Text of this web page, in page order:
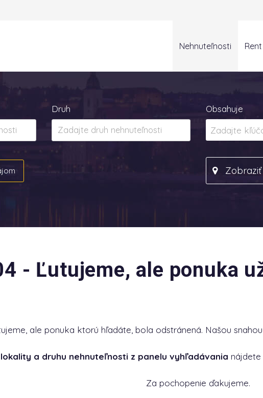
Nehnuteľnosti
Druh Obsahuje
- Ľutujeme, ale ponuka
ale ponuka ktorú hľadáte, bola odstránená. Našou
a druhu nehnuteľnosti z panelu vyhľadávania
Za pochopenie ďakujeme.